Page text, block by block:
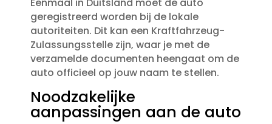
Eenmaal in Duitsland moet de auto
geregistreerd worden bij de lokale
autoriteiten.​ Dit kan een Kraftfahrzeug-
Zulassungsstelle zijn, waar je met de
verzamelde documenten heengaat om de
auto officieel op jouw naam te stellen.​
Noodzakelijke
aanpassingen aan de auto